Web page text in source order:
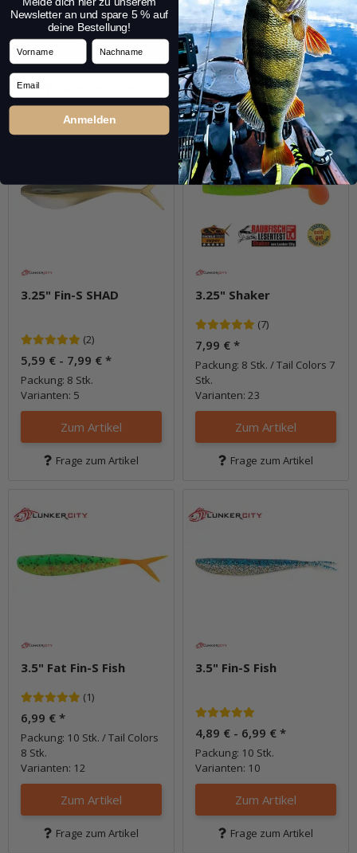
Packung: 8 Stk.
Varianten: 10
Zum Artikel
Packung: 10 Stk.
Varianten: 9
Zum Artikel
Frage zum Artikel
3.25" Fin-S SHAD
(2)
5,59 € - 7,99 € *
Packung: 8 Stk.
Varianten: 5
Zum Artikel
Frage zum Artikel
3.25" Shaker
(7)
7,99 € *
Packung: 8 Stk. / Tail Colors 7
Stk.
Varianten: 23
Zum Artikel
Frage zum Artikel
3.5" Fat Fin-S Fish
(1)
6,99 € *
Packung: 10 Stk. / Tail Colors
8 Stk.
Varianten: 12
Zum Artikel
Frage zum Artikel
3.5" Fin-S Fish
4,89 € - 6,99 € *
Packung: 10 Stk.
Varianten: 10
Zum Artikel
Frage zum Artikel
Newsletter an und spare 5 % auf
deine Bestellung!
Vorname Nachname
Email
Anmelden